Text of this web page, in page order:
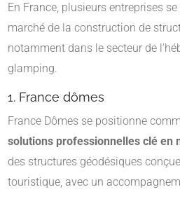
En France, plusieurs entreprises
marché de la construction de
notamment dans le secteur de
glamping.
1. France dômes
France Dômes se positionne
solutions professionnelles clé en
des structures géodésiques
touristique, avec un